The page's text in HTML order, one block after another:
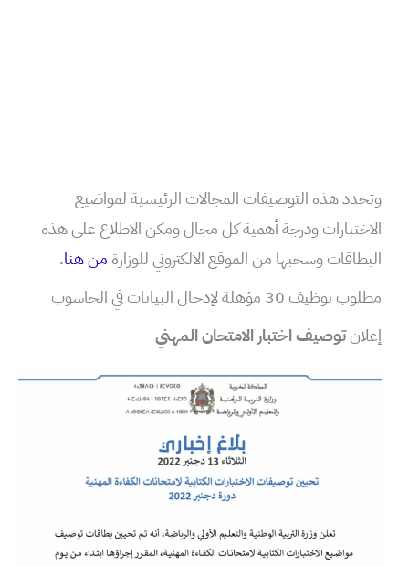
وتحدد هذه التوصيفات المجالات الرئيسية لمواضيع
الاختبارات ودرجة أهمية كل مجال ومكن الاطلاع على هذه
البطاقات وسحبها من الموقع الالكتروني للوزارة من هنا.
مطلوب توظيف 30 مؤهلة لإدخال البيانات في الحاسوب
إعلانتوصيف اختبار الامتحان المهني